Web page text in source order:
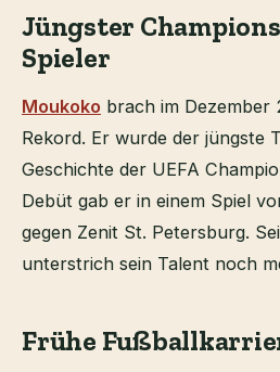
Jüngster
Spieler
Moukoko brach im Dezember
Rekord. Er wurde der jüngste
Geschichte der UEFA
Debüt gab er in einem Spiel
gegen Zenit St. Petersburg.
unterstrich sein Talent noch
Frühe